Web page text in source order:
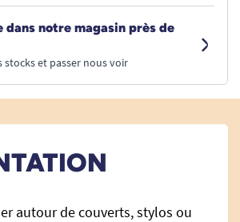
dans notre magasin près de
stocks et passer nous voir
autour de couverts, stylos ou